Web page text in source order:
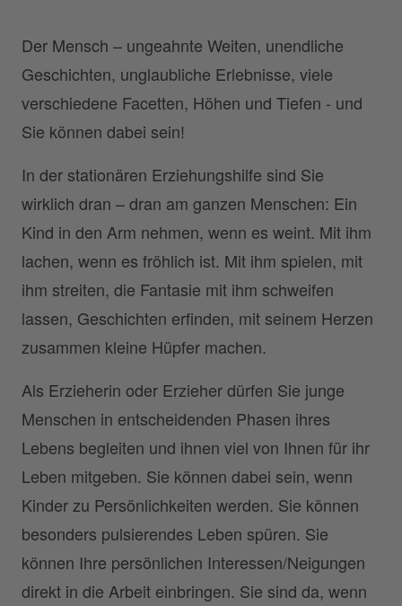
Der Mensch – ungeahnte Weiten, unendliche
Geschichten, unglaubliche Erlebnisse, viele
verschiedene Facetten, Höhen und Tiefen - und
Sie können dabei sein!
In der stationären Erziehungshilfe sind Sie
wirklich dran – dran am ganzen Menschen: Ein
Kind in den Arm nehmen, wenn es weint. Mit ihm
lachen, wenn es fröhlich ist. Mit ihm spielen, mit
ihm streiten, die Fantasie mit ihm schweifen
lassen, Geschichten erfinden, mit seinem Herzen
zusammen kleine Hüpfer machen.
Als Erzieherin oder Erzieher dürfen Sie junge
Menschen in entscheidenden Phasen ihres
Lebens begleiten und ihnen viel von Ihnen für ihr
Leben mitgeben. Sie können dabei sein, wenn
Kinder zu Persönlichkeiten werden. Sie können
besonders pulsierendes Leben spüren. Sie
können Ihre persönlichen Interessen/Neigungen
direkt in die Arbeit einbringen. Sie sind da, wenn